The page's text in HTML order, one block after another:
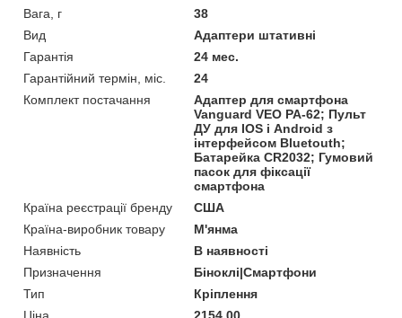
Вага, г
38
Вид
Адаптери штативні
Гарантія
24 мес.
Гарантійний термін, міс.
24
Комплект постачання
Адаптер для смартфона
Vanguard VEO PA-62; Пульт
ДУ для IOS і Android з
інтерфейсом Bluetouth;
Батарейка CR2032; Гумовий
пасок для фіксації
смартфона
Країна реєстрації бренду
США
Країна-виробник товару
М'янма
Наявність
В наявності
Призначення
Біноклі|Смартфони
Тип
Кріплення
Ціна
2154.00